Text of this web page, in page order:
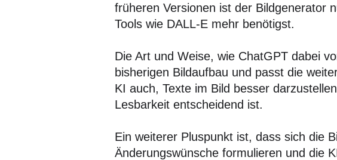
früheren Versionen ist der Bildgenerator
Tools wie DALL-E mehr benötigst.
Die Art und Weise, wie ChatGPT dabei
bisherigen Bildaufbau und passt die
KI auch, Texte im Bild besser
Lesbarkeit entscheidend ist.
Ein weiterer Pluspunkt ist, dass sich die
Änderungswünsche formulieren und die